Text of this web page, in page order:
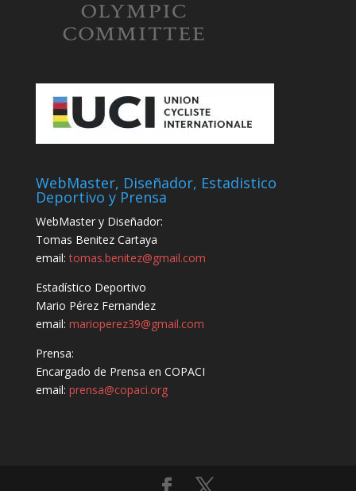
WebMaster, Diseñador, Estadistico
Deportivo y Prensa
WebMaster y Diseñador:
Tomas Benitez Cartaya
email:tomas.benitez@gmail.com
Estadístico Deportivo
Mario Pérez Fernandez
email: marioperez39@gmail.com
Prensa:
Encargado de Prensa en COPACI
email: prensa@copaci.org